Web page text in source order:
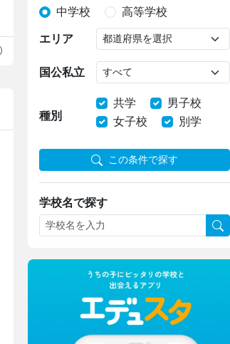
中学校 高等学校
エリア
国公私立
種別
共学
男子校
女子校
別学
この条件で探す
学校名で探す